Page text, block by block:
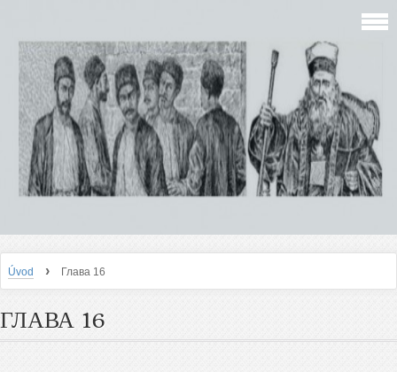
Úvod › Глава 16
ГЛАВА 16